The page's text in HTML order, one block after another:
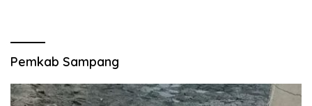
Pemkab Sampang